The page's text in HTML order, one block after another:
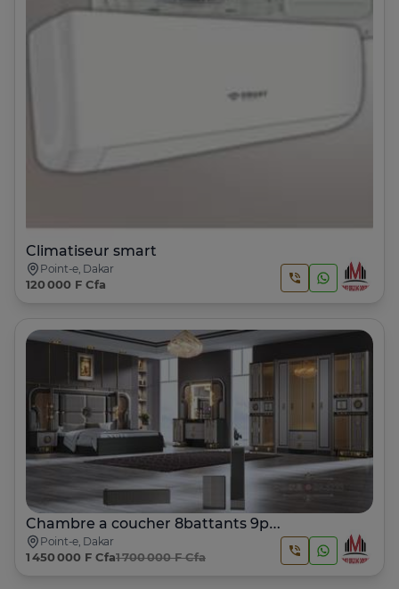
Climatiseur smart
Point-e, Dakar
120 000 F Cfa
Chambre a coucher 8battants 9pcs
Point-e, Dakar
1 450 000 F Cfa1 700 000 F Cfa